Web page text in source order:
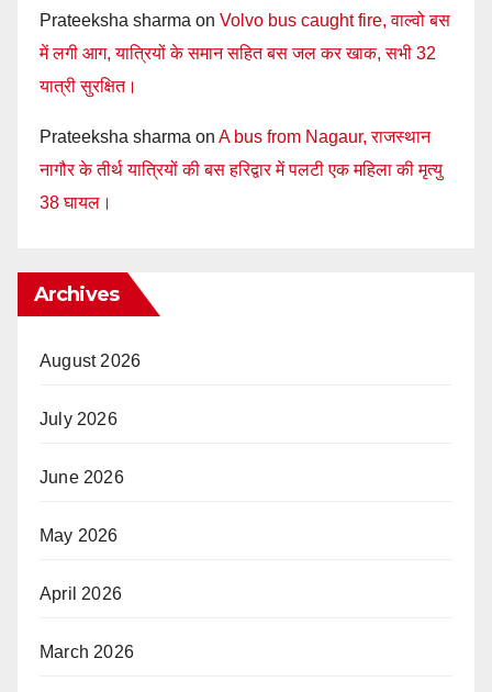
Prateeksha sharma on Volvo bus caught fire, वाल्वो बस
में लगी आग, यात्रियों के समान सहित बस जल कर खाक, सभी 32
यात्री सुरक्षित।
Prateeksha sharma on A bus from Nagaur, राजस्थान
नागौर के तीर्थ यात्रियों की बस हरिद्वार में पलटी एक महिला की मृत्यु
38 घायल।
Archives
August 2026
July 2026
June 2026
May 2026
April 2026
March 2026